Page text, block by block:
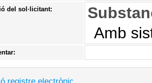
del sol·licitant:
Amb